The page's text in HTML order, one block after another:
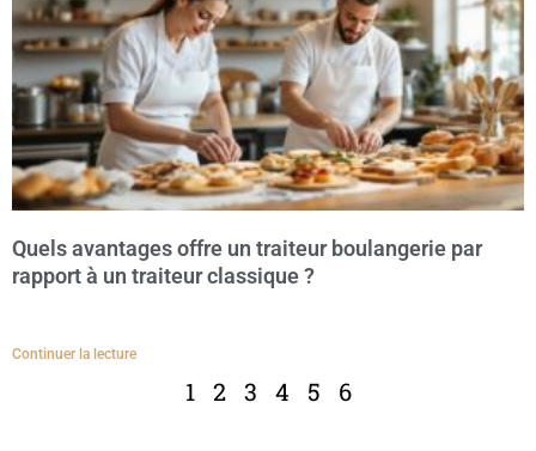
Quels avantages offre un traiteur boulangerie par
rapport à un traiteur classique ?
Continuer la lecture
1 2 3 4 5 6